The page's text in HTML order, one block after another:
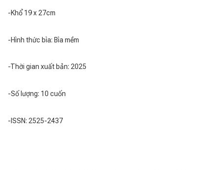
-Khổ 19 x 27cm
-Hình thức bìa: Bìa mềm
-Thời gian xuất bản: 2025
-Số lượng: 10 cuốn
-ISSN: 2525-2437